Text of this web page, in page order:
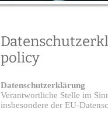
policy
Datenschutzerklärung
Verantwortliche Stelle im
insbesondere der EU-